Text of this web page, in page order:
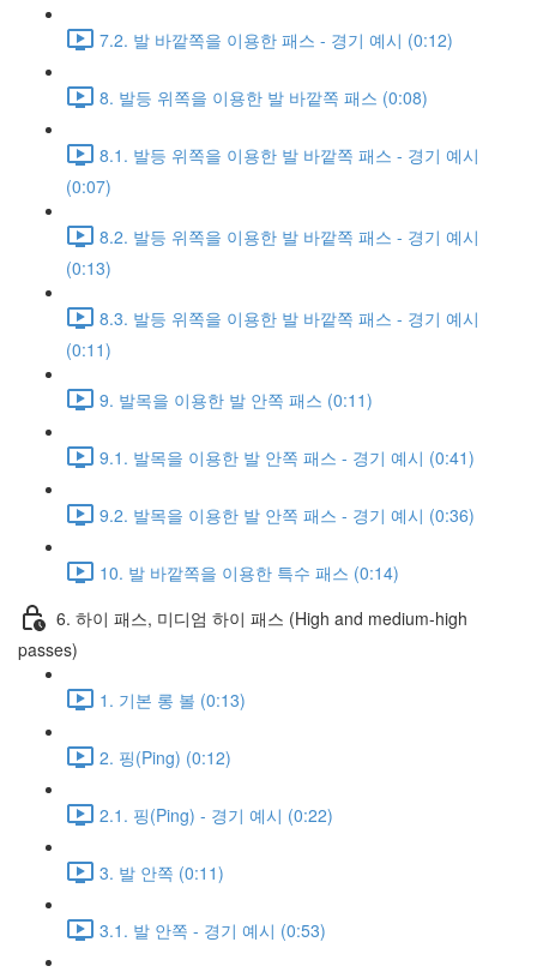
7.2. 발 바깥쪽을 이용한 패스 - 경기 예시 (0:12)
8. 발등 위쪽을 이용한 발 바깥쪽 패스 (0:08)
8.1. 발등 위쪽을 이용한 발 바깥쪽 패스 - 경기 예시
(0:07)
8.2. 발등 위쪽을 이용한 발 바깥쪽 패스 - 경기 예시
(0:13)
8.3. 발등 위쪽을 이용한 발 바깥쪽 패스 - 경기 예시
(0:11)
9. 발목을 이용한 발 안쪽 패스 (0:11)
9.1. 발목을 이용한 발 안쪽 패스 - 경기 예시 (0:41)
9.2. 발목을 이용한 발 안쪽 패스 - 경기 예시 (0:36)
10. 발 바깥쪽을 이용한 특수 패스 (0:14)
6. 하이 패스, 미디엄 하이 패스 (High and medium-high
passes)
1. 기본 롱 볼 (0:13)
2. 핑(Ping) (0:12)
2.1. 핑(Ping) - 경기 예시 (0:22)
3. 발 안쪽 (0:11)
3.1. 발 안쪽 - 경기 예시 (0:53)